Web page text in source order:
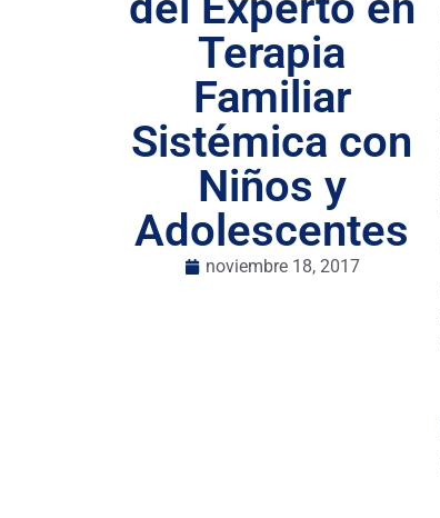
Terapia
Familiar
Sistémica con
Niños y
Adolescentes
noviembre 18, 2017